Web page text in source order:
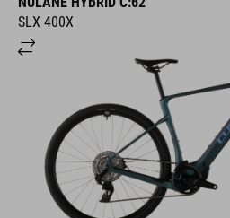
SLX 400X